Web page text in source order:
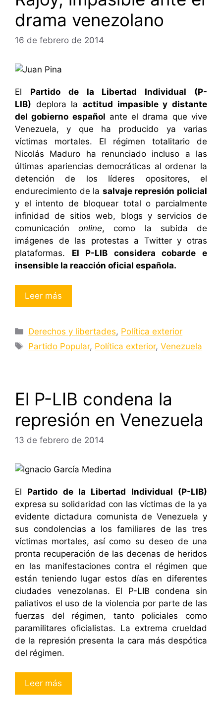
drama venezolano
16 de febrero de 2014
El Partido de la Libertad Individual (P-
LIB) deplora la actitud impasible y distante
del gobierno español ante el drama que vive
Venezuela, y que ha producido ya varias
víctimas mortales. El régimen totalitario de
Nicolás Maduro ha renunciado incluso a las
últimas apariencias democráticas al ordenar la
detención de los líderes opositores, el
endurecimiento de la salvaje represión policial
y el intento de bloquear total o parcialmente
infinidad de sitios web, blogs y servicios de
comunicaciónonline, como la subida de
imágenes de las protestas a Twitter y otras
plataformas. El P-LIB considera cobarde e
insensible la reacción oficial española.
Leer más
Categorías
Derechos y libertades, Política exterior
Etiquetas
Partido Popular, Política exterior,Venezuela
El P-LIB condena la
represión en Venezuela
13 de febrero de 2014
El Partido de la Libertad Individual (P-LIB)
expresa su solidaridad con las víctimas de la ya
evidente dictadura comunista de Venezuela y
sus condolencias a los familiares de las tres
víctimas mortales, así como su deseo de una
pronta recuperación de las decenas de heridos
en las manifestaciones contra el régimen que
están teniendo lugar estos días en diferentes
ciudades venezolanas. El P-LIB condena sin
paliativos el uso de la violencia por parte de las
fuerzas del régimen, tanto policiales como
paramilitares oficialistas. La extrema crueldad
de la represión presenta la cara más despótica
del régimen.
Leer más